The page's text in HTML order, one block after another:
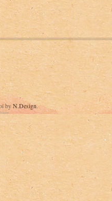
byN.Design.